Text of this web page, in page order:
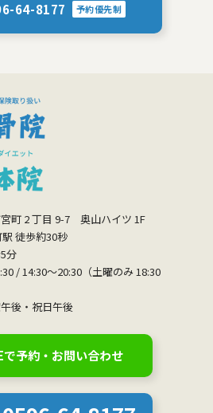
64-8177 予約優先制
町 2 丁目 9-7 奥山ハイツ 1F
徒歩約30秒
分
/ 14:30〜20:30（土曜のみ 18:30
後・祝日午後
で予約・お問い合わせ